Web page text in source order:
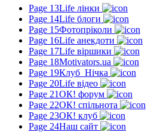
Page 13Life лінки
Page 14Life блоги
Page 15Фотопріколи
Page 16Life анекдоти
Page 17Life віршики
Page 18Motivators.ua
Page 19Клуб_Нічка
Page 20Life відео
Page 21ОК! форум
Page 22ОК! спільнота
Page 23ОК! клуб
Page 24Наш сайт